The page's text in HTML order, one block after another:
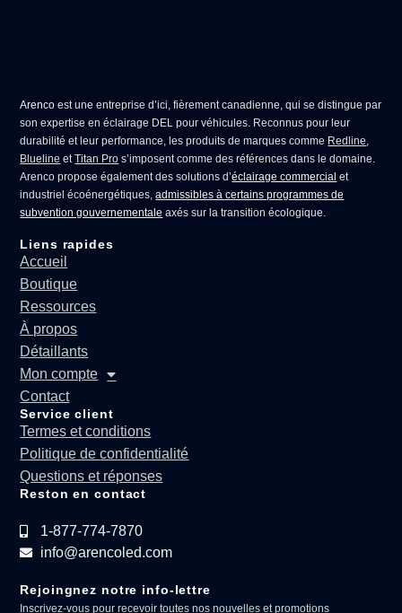
Arenco est une entreprise d’ici, fièrement canadienne, qui se distingue par
son expertise enéclairage DEL pour véhicules. Reconnus pour leur
durabilité et leur performance, les produits de marques comme Redline,
Blueline etTitan Pro s’imposent comme des références dans le domaine.
Arenco propose également des solutions d’éclairage commercial et
industriel écoénergétiques,admissibles à certains programmes de
subvention gouvernementale axés sur la transition écologique.
Liens rapides
Accueil
Boutique
Ressources
À propos
Détaillants
Mon compte
Contact
Service client
Termes et conditions
Politique de confidentialité
Questions et réponses
Reston en contact
1-877-774-7870
info@arencoled.com
Rejoingnez notre info-lettre
Inscrivez-vous pour recevoir toutes nos nouvelles et promotions